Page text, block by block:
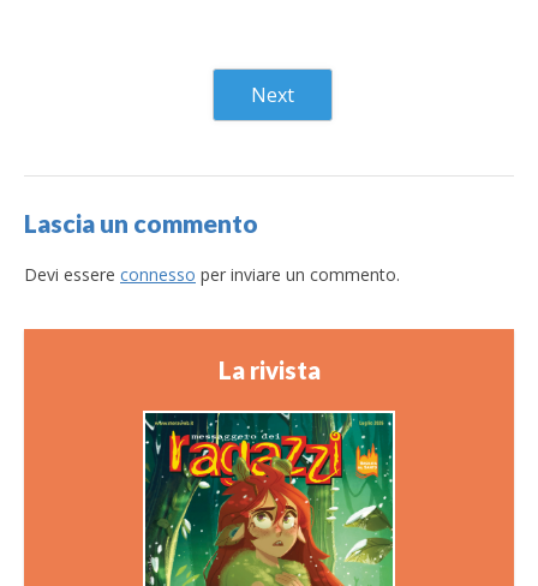
Next
Lascia un commento
Devi essere connesso per inviare un commento.
La rivista